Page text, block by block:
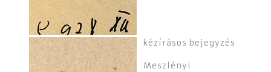
kézírásos bejegyzés
Meszlényi